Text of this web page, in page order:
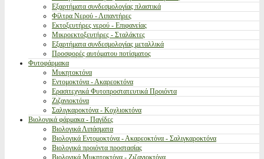
Εξαρτήματα συνδεσμολογίας πλαστικά
Φίλτρα Νερού - Λιπαντήρες
Εκτοξευτήρες νερού - Επιφανείας
Μικροεκτοξευτήρες - Σταλάκτες
Εξαρτήματα συνδεσμολογίας μεταλλικά
Προσφορές αυτόματου ποτίσματος
Φυτοφάρμακα
Μυκητοκτόνα
Εντομοκτόνα - Ακαρεοκτόνα
Ερασιτεχνικά Φυτοπροστατευτικά Προιόντα
Ζιζανιοκτόνα
Σαλιγκαροκτόνα - Κοχλιοκτόνα
Βιολογικά φάρμακα - Παγίδες
Βιολογικά Λιπάσματα
Βιολογικά Εντομοκτόνα - Ακαρεοκτόνα - Σαλιγκαροκτόνα
Βιολογικά προιόντα προστασίας
Βιολογικά Μυκητοκτόνα - Ζιζανιοκτόνα